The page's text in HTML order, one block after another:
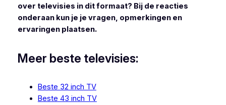
over televisies in dit formaat? Bij de reacties
onderaan kun je je vragen, opmerkingen en
ervaringen plaatsen.
Meer beste televisies:
Beste 32 inch TV
Beste 43 inch TV